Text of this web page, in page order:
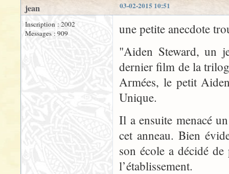
03-02-2015 10:51
jean
Inscription : 2002
Messages : 909
une petite anecdote
"Aiden Steward, un
dernier film de la
Armées, le petit
Unique.
Il a ensuite menacé
cet anneau. Bien
son école a décidé de
l’établissement.